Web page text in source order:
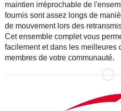
maintien irréprochable de
fournis sont assez longs de
de mouvementlors des
Cet ensemble complet vous
facilement et dans les meilleures
membres de votre communauté.